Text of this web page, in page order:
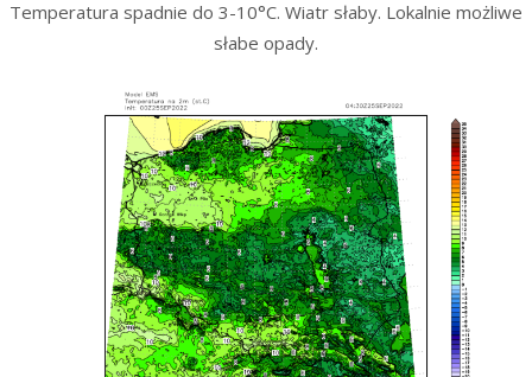
Temperatura spadnie do 3-10°C. Wiatr słaby. Lokalnie możliwe
słabe opady.